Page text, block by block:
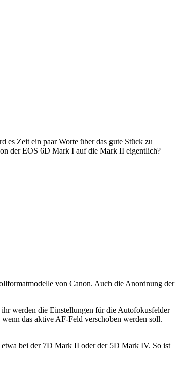
es Zeit ein paar Worte über das gute Stück zu
der EOS 6D Mark I auf die Mark II eigentlich?
von Canon. Auch die Anordnung der
werden die Einstellungen für die Autofokusfelder
das aktive AF-Feld verschoben werden soll.
bei der 7D Mark II oder der 5D Mark IV. So ist